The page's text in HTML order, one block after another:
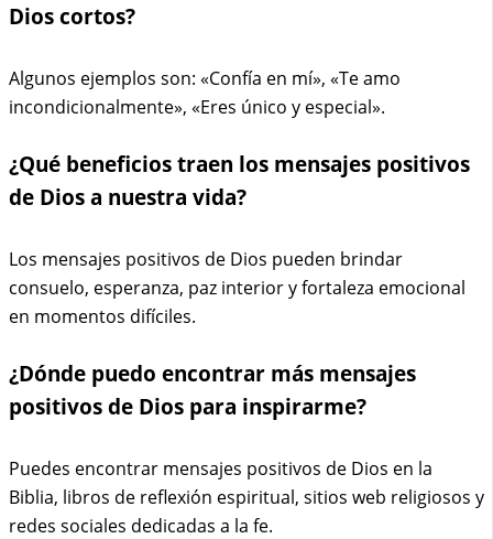
Dios cortos?
Algunos ejemplos son: «Confía en mí», «Te amo
incondicionalmente», «Eres único y especial».
¿Qué beneficios traen los mensajes positivos
de Dios a nuestra vida?
Los mensajes positivos de Dios pueden brindar
consuelo, esperanza, paz interior y fortaleza emocional
en momentos difíciles.
¿Dónde puedo encontrar más mensajes
positivos de Dios para inspirarme?
Puedes encontrar mensajes positivos de Dios en la
Biblia, libros de reflexión espiritual, sitios web religiosos y
redes sociales dedicadas a la fe.